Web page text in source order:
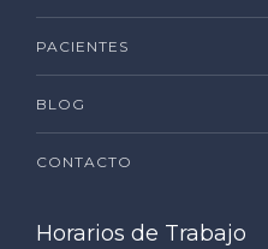
PACIENTES
BLOG
CONTACTO
Horarios de Trabajo